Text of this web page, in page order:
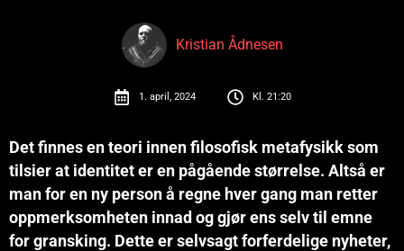
Kristian Ådnesen
1. april, 2024 Kl. 21:20
Det finnes en teori innen filosofisk metafysikk som
tilsier at identitet er en pågående størrelse. Altså er
man for en ny person å regne hver gang man retter
oppmerksomheten innad og gjør ens selv til emne
for gransking. Dette er selvsagt forferdelige nyheter,